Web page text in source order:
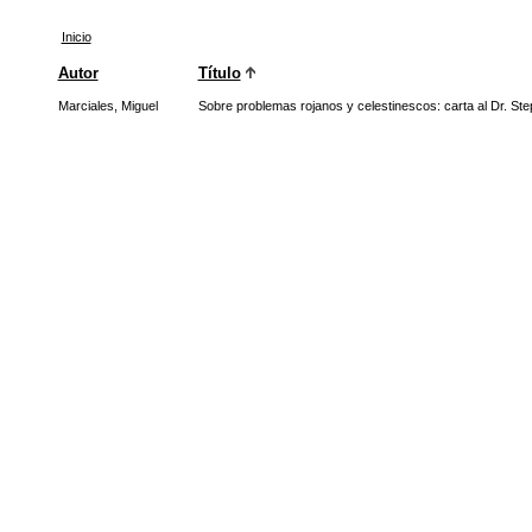
Inicio
Autor Título
Marciales, Miguel Sobre problemas rojanos y celestinescos: carta al Dr.